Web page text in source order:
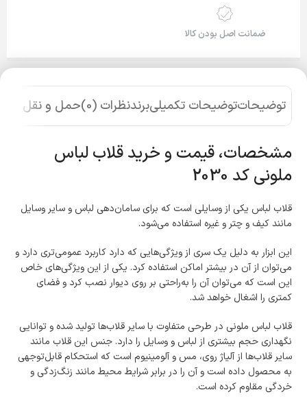
ضمانت اصل بودن کالا
توضیحاتتوضیحات تکمیلیبرندنظرات (0) حمل و نقل کالا
مشخصات، قیمت و خرید قلاب لباس
ملونی کد 2030
قلاب لباس یکی از وسایلی است که برای سامان‌دهی لباس و سایر وسایل
مانند کیف و چتر و غیره استفاده می‌شود.
این ابزار به دلیل یک سری از ویژگی‌هایی که دارد کاربرد عمومی‌تری دارد و
می‌توان از آن در بیشتر اماکن استفاده کرد. یکی از این ویژگی‌های خاص
این است که می‌توان آن را به‌راحتی بر روی دیوار نصب کرد و فضای
کمتری را اشغال خواهد شد.
قلاب لباس ملونی در طرحی متفاوت با سایر قلاب‌ها تولید شده و توانایی
نگهداری حجم بیشتری از لباس و وسایل را دارد. جنس این قلاب مانند
سایر قلاب‌ها از آلیاژ روی، مس و آلومینیوم است که استحکام قابل‌توجهی
به محصول داده است و آن را در برابر شرایط محیط مانند زنگ‌زدگی و
خردگی مقاوم کرده است.